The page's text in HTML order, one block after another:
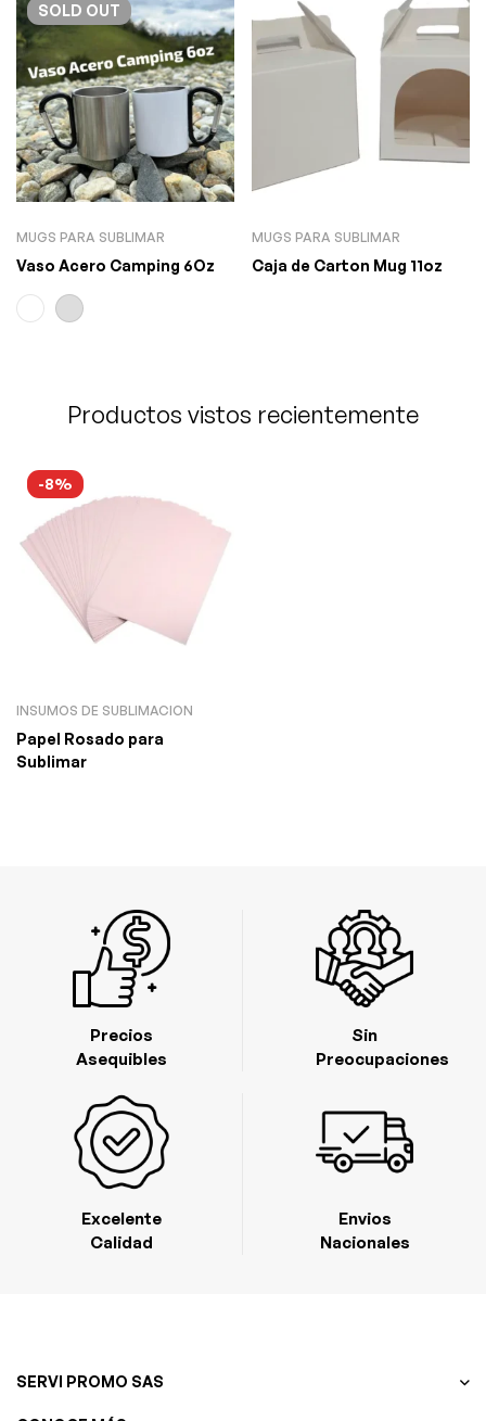
SOLD OUT
MUGS PARA SUBLIMAR
Vaso Acero Camping 6Oz
MUGS PARA SUBLIMAR
Caja de Carton Mug 11oz
Productos vistos recientemente
-8%
INSUMOS DE SUBLIMACION
Papel Rosado para
Sublimar
Excelente
Calidad
Precios
Asequibles
Envios
Nacionales
Sin
Preocupaciones
SERVI PROMO SAS